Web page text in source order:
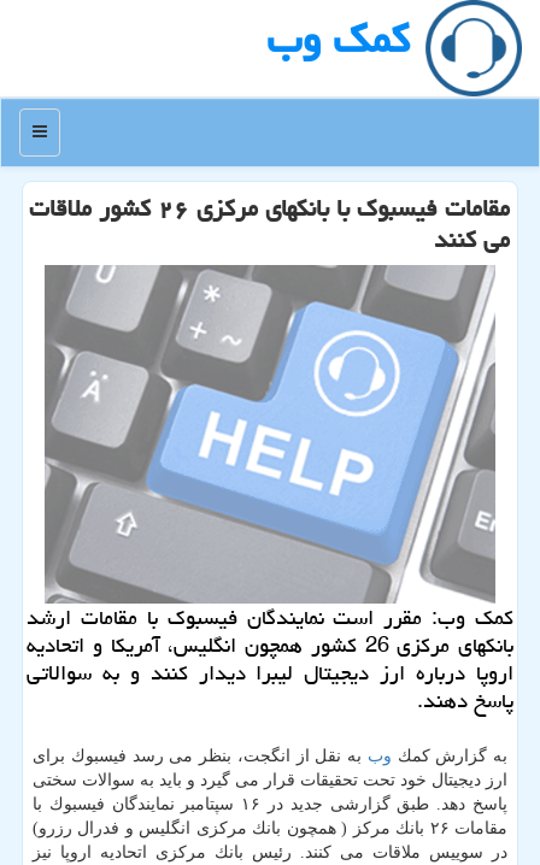
كمك وب
منو
مقامات فیسبوك با بانكهای مركزی ۲۶ كشور ملاقات
می كنند
كمك وب: مقرر است نمایندگان فیسبوك با مقامات ارشد
بانكهای مركزی 26 كشور همچون انگلیس، آمریكا و اتحادیه
اروپا درباره ارز دیجیتال لیبرا دیدار كنند و به سوالاتی
پاسخ دهند.
به گزارش كمك وب به نقل از انگجت، بنظر می رسد فیسبوك برای
ارز دیجیتال خود تحت تحقیقات قرار می گیرد و باید به سوالات سختی
پاسخ دهد. طبق گزارشی جدید در ۱۶ سپتامبر نمایندگان فیسبوك با
مقامات ۲۶ بانك مركز ( همچون بانك مركزی انگلیس و فدرال رزرو)
در سوییس ملاقات می كنند. رئیس بانك مركزی اتحادیه اروپا نیز